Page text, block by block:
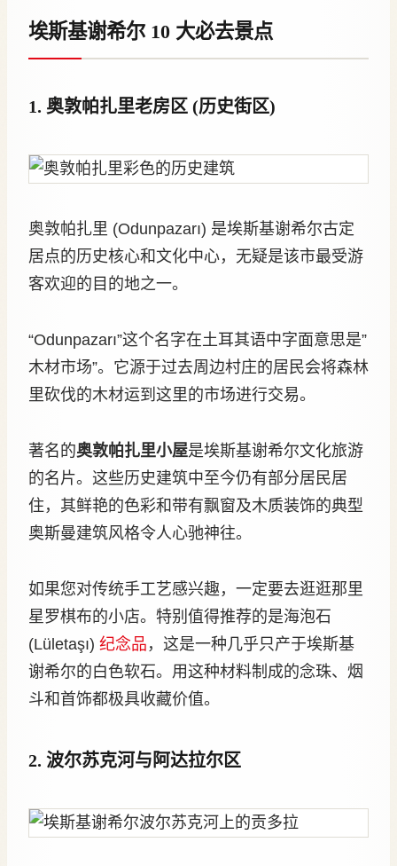
埃斯基谢希尔 10 大必去景点
1. 奥敦帕扎里老房区 (历史街区)
奥敦帕扎里 (Odunpazarı) 是埃斯基谢希尔古定
居点的历史核心和文化中心，无疑是该市最受游
客欢迎的目的地之一。
“Odunpazarı”这个名字在土耳其语中字面意思是”
木材市场”。它源于过去周边村庄的居民会将森林
里砍伐的木材运到这里的市场进行交易。
著名的奥敦帕扎里小屋是埃斯基谢希尔文化旅游
的名片。这些历史建筑中至今仍有部分居民居
住，其鲜艳的色彩和带有飘窗及木质装饰的典型
奥斯曼建筑风格令人心驰神往。
如果您对传统手工艺感兴趣，一定要去逛逛那里
星罗棋布的小店。特别值得推荐的是海泡石
(Lületaşı) 纪念品 ，这是一种几乎只产于埃斯基
谢希尔的白色软石。用这种材料制成的念珠、烟
斗和首饰都极具收藏价值。
2. 波尔苏克河与阿达拉尔区